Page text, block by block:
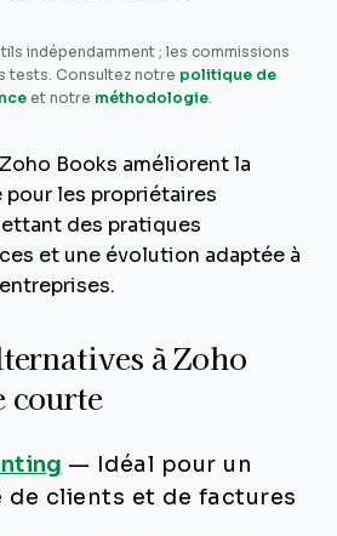
indépendamment ; les commissions
tests. Consultez notre politique de
et notre méthodologie.
Books améliorent la
les propriétaires
des pratiques
et une évolution adaptée à
à Zoho
courte
—
Idéal pour un
clients et de factures